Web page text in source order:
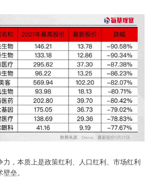
力，本质上是政策红利、人口红利、市场红利
垒。